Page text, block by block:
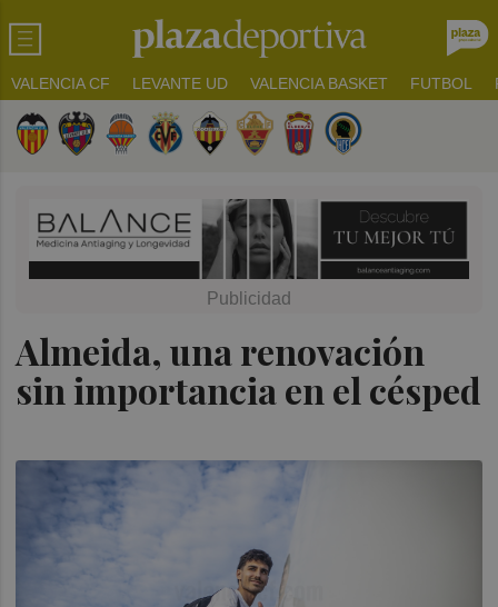
VALENCIA CF LEVANTE UD VALENCIA BASKET FUTBOL
Almeida, una renovación
sin importancia en el césped